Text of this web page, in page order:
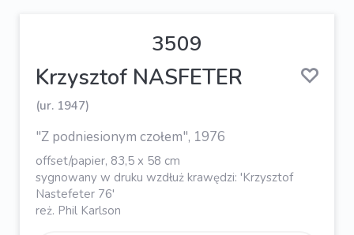
3509
Krzysztof NASFETER
(ur. 1947)
"Z podniesionym czołem", 1976
offset/papier, 83,5 x 58 cm
sygnowany w druku wzdłuż krawędzi: 'Krzysztof
Nastefeter 76'
reż. Phil Karlson